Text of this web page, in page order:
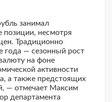
занимал
позиции, несмотря
Традиционно
года — сезонный рост
на фоне
активности
а также предстоящих
— отмечает Максим
департамента